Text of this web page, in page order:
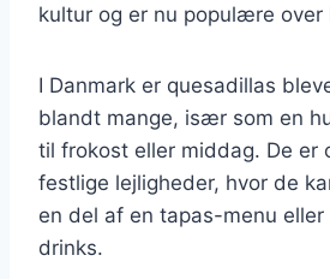
kultur og er nu populære over
I Danmark er quesadillas
blandt mange, især som en
til frokost eller middag. De er
festlige lejligheder, hvor de
en del af en tapas-menu eller
drinks.